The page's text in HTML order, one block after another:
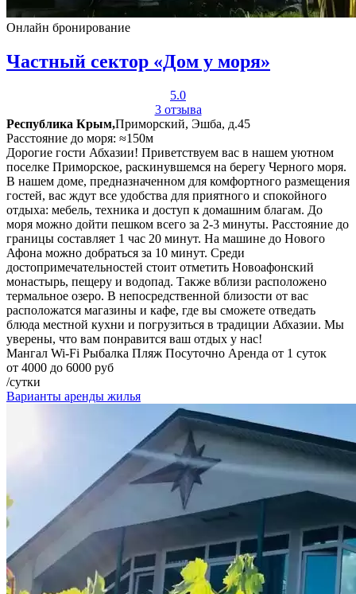
Онлайн бронирование
Частный сектор «Дом у моря»
5.0
3 отзыва
Республика Крым,Приморский, Эшба, д.45
Расстояние до моря: ≈150м
Дорогие гости Абхазии! Приветствуем вас в нашем уютном
поселке Приморское, раскинувшемся на берегу Черного моря.
В нашем доме, предназначенном для комфортного размещения
гостей, вас ждут все удобства для приятного и спокойного
отдыха: мебель, техника и доступ к домашним благам. До
моря можно дойти пешком всего за 2-3 минуты. Расстояние до
границы составляет 1 час 20 минут. На машине до Нового
Афона можно добраться за 10 минут. Среди
достопримечательностей стоит отметить Новоафонский
монастырь, пещеру и водопад. Также вблизи расположено
термальное озеро. В непосредственной близости от вас
расположатся магазины и кафе, где вы сможете отведать
блюда местной кухни и погрузиться в традиции Абхазии. Мы
уверены, что вам понравится ваш отдых у нас!
Мангал Wi-Fi Рыбалка Пляж Посуточно Аренда от 1 суток
от 4000 до 6000 руб
/сутки
Варианты аренды жилья